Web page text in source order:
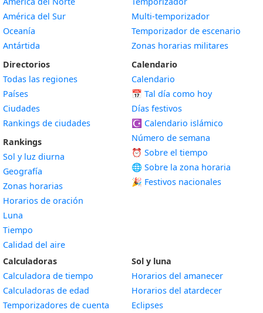
América del Sur
Oceanía
Antártida
Directorios
Todas las regiones
Países
Ciudades
Rankings de ciudades
Rankings
Sol y luz diurna
Geografía
Zonas horarias
Horarios de oración
Luna
Tiempo
Calidad del aire
Multi-temporizador
Temporizador de escenario
Zonas horarias militares
Calendario
Calendario
📅 Tal día como hoy
Días festivos
☪️ Calendario islámico
Número de semana
⏰ Sobre el tiempo
🌐 Sobre la zona horaria
🎉 Festivos nacionales
Calculadoras
Calculadora de tiempo
Calculadoras de edad
Temporizadores de cuenta
Sol y luna
Horarios del amanecer
Horarios del atardecer
Eclipses